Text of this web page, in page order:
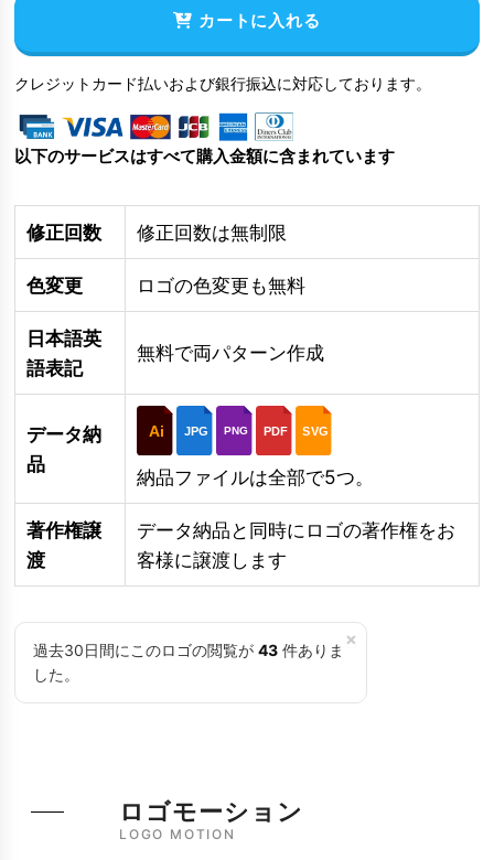
カートに入れる
クレジットカード払いおよび銀行振込に対応しております。
以下のサービスはすべて購入金額に含まれています
修正回数 修正回数は無制限
色変更 ロゴの色変更も無料
日本語英
語表記
無料で両パターン作成
データ納
品
Ai JPG PNG PDF SVG
納品ファイルは全部で5つ。
著作権譲
渡
データ納品と同時にロゴの著作権をお
客様に譲渡します
×
過去30日間にこのロゴの閲覧が 43 件ありま
した。
LOGO MOTION
ロゴモーション